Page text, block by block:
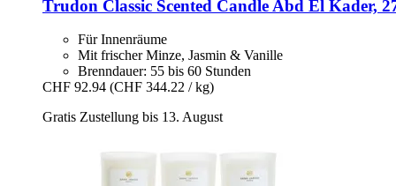
Trudon Classic Scented Candle Abd El Kader,
Für Innenräume
Mit frischer Minze, Jasmin & Vanille
Brenndauer: 55 bis 60 Stunden
CHF 92.94 (CHF 344.22 / kg)
Gratis Zustellung bis 13. August